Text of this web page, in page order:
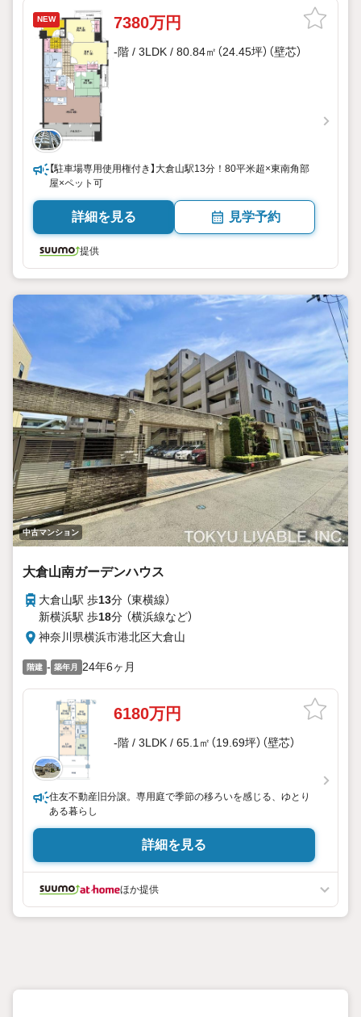
NEW 7380万円
-階 / 3LDK / 80.84㎡（24.45坪）（壁芯）
【駐車場専用使用権付き】大倉山駅13分！80平米超×東南角部
屋×ペット可
詳細を見る 見学予約
提供
中古マンション
大倉山南ガーデンハウス
大倉山駅 歩13分 （東横線）
新横浜駅 歩18分 （横浜線など）
神奈川県横浜市港北区大倉山
階建 - 築年月 24年6ヶ月
6180万円
-階 / 3LDK / 65.1㎡（19.69坪）（壁芯）
住友不動産旧分譲。専用庭で季節の移ろいを感じる、ゆとり
ある暮らし
詳細を見る
ほか提供